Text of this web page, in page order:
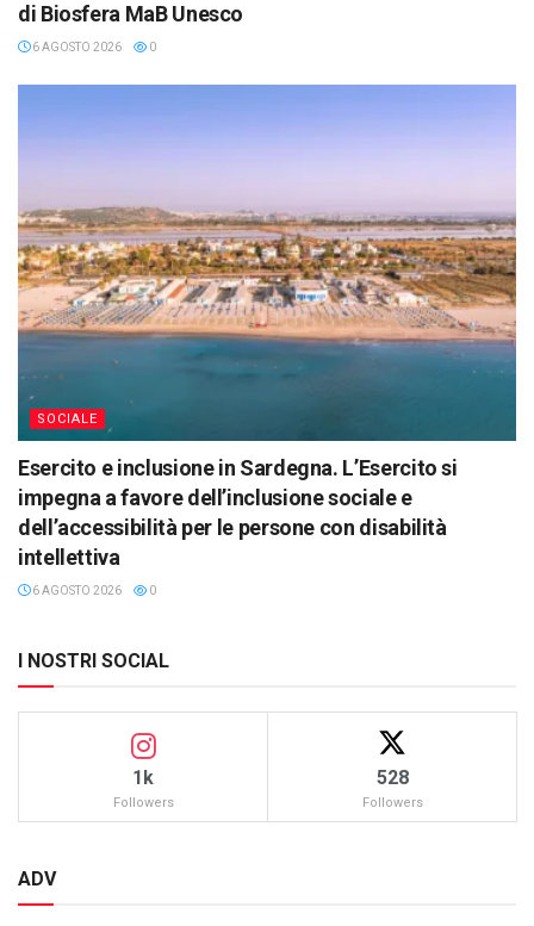
di Biosfera MaB Unesco
6 AGOSTO 2026 0
SOCIALE
Esercito e inclusione in Sardegna. L’Esercito si
impegna a favore dell’inclusione sociale e
dell’accessibilità per le persone con disabilità
intellettiva
6 AGOSTO 2026 0
I NOSTRI SOCIAL
1k
Followers
528
Followers
ADV